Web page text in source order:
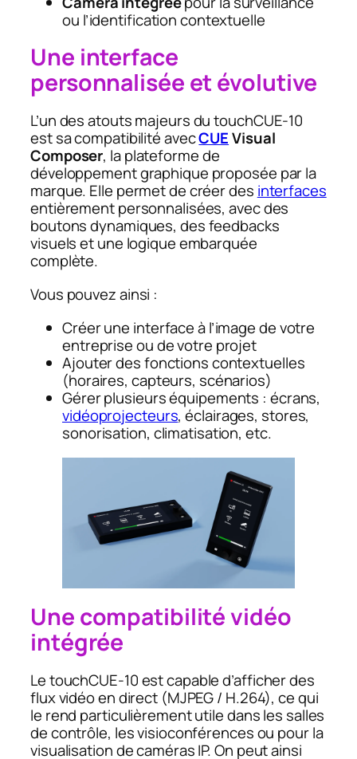
ou l’identification contextuelle
Une interface
personnalisée et évolutive
L’un des atouts majeurs du touchCUE‑10
est sa compatibilité avecCUEVisual
Composer, la plateforme de
développement graphique proposée par la
marque. Elle permet de créer des interfaces
entièrement personnalisées, avec des
boutons dynamiques, des feedbacks
visuels et une logique embarquée
complète.
Vous pouvez ainsi :
Créer une interface à l’image de votre
entreprise ou de votre projet
Ajouter des fonctions contextuelles
(horaires, capteurs, scénarios)
Gérer plusieurs équipements : écrans,
vidéoprojecteurs, éclairages, stores,
sonorisation, climatisation, etc.
Une compatibilité vidéo
intégrée
Le touchCUE‑10 est capable d’afficher des
flux vidéo en direct (MJPEG / H.264), ce qui
le rend particulièrement utile dans les salles
de contrôle, les visioconférences ou pour la
visualisation de caméras IP. On peut ainsi